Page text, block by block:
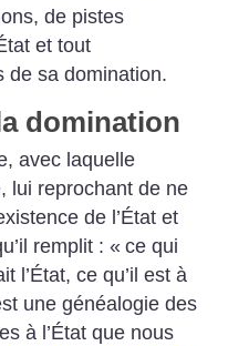
de pistes
et tout
de sa domination.
domination
avec laquelle
lui reprochant de ne
de l’État et
remplit : « ce qui
l’État, ce qu’il est à
une généalogie des
à l’État que nous